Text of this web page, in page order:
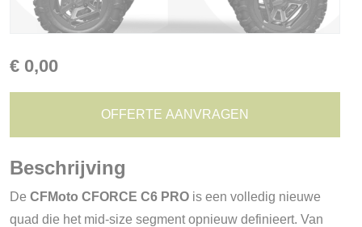
€ 0,00
OFFERTE AANVRAGEN
Beschrijving
De CFMoto CFORCE C6 PRO is een volledig nieuwe
quad die het mid-size segment opnieuw definieert. Van